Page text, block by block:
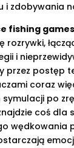
i zdobywania
fishing games
i
przez postęp
coraz
po
coś dla
wędkowania